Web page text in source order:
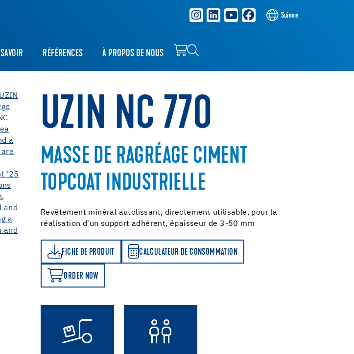
Suisse
SAVOIR RÉFÉRENCES À PROPOS DE NOUS
UZIN NC 770
MASSE DE RAGRÉAGE CIMENT
TOPCOAT INDUSTRIELLE
Revêtement minéral autolissant, directement utilisable, pour la
réalisation d'un support adhérent, épaisseur de 3-50 mm
FICHE DE PRODUIT CALCULATEUR DE CONSOMMATION
CALCULATEUR DE CONSOMMATION
ORDER NOW